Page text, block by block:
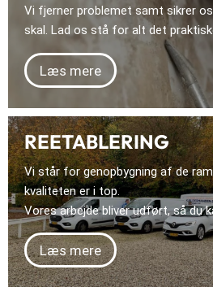
Vi fjerner problemet samt sikrer
skal. Lad os stå for alt det
Læs mere
REETABLERING
Vi står for genopbygning af de
kvaliteten er i top.
Vores arbejde bliver udført, så du
Læs mere